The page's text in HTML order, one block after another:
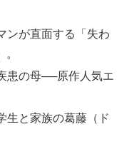
ンが直面する「失わ
患の母──原作人気エ
生と家族の葛藤（ド